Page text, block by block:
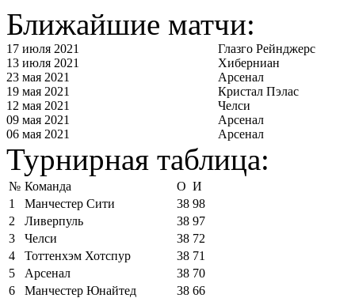
Ближайшие матчи:
17 июля 2021
Глазго Рейнджерс
13 июля 2021
Хиберниан
23 мая 2021
Арсенал
19 мая 2021
Кристал Пэлас
12 мая 2021
Челси
09 мая 2021
Арсенал
06 мая 2021
Арсенал
Турнирная таблица:
№ Команда О И
1
Манчестер Сити 38 98
2
Ливерпуль 38 97
3
Челси 38 72
4
Тоттенхэм Хотспур 38 71
5
Арсенал 38 70
6
Манчестер Юнайтед 38 66